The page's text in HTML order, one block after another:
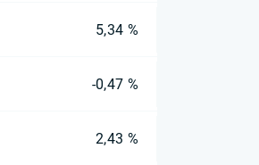
5,34 %
-0,47 %
2,43 %